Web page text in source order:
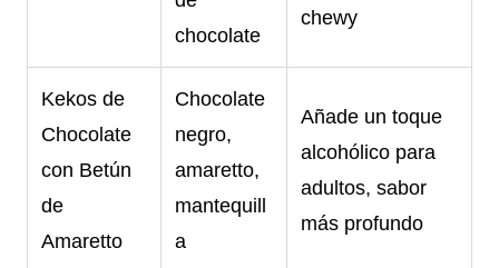
chocolate
chewy
Kekos de
Chocolate
con Betún
de
Amaretto
Chocolate
negro,
amaretto,
mantequill
a
Añade un toque
alcohólico para
adultos, sabor
más profundo